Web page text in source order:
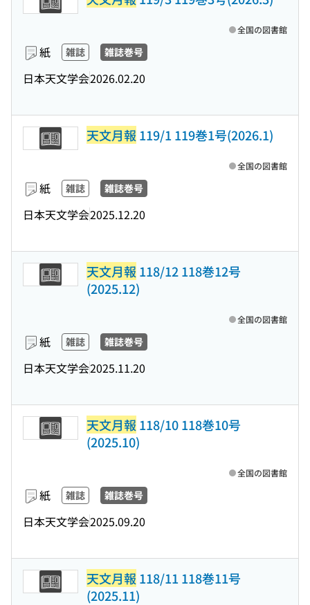
紙 雑誌 雑誌巻号
日本天文学会2026.02.20
全国の図書館
天文月報 119/1 119巻1号(2026.1)
紙 雑誌 雑誌巻号
日本天文学会2025.12.20
全国の図書館
天文月報 118/12 118巻12号
(2025.12)
紙 雑誌 雑誌巻号
日本天文学会2025.11.20
全国の図書館
天文月報 118/10 118巻10号
(2025.10)
紙 雑誌 雑誌巻号
日本天文学会2025.09.20
全国の図書館
天文月報 118/11 118巻11号
(2025.11)